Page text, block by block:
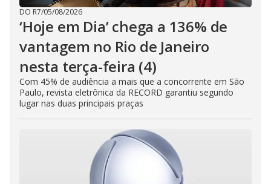
DO R7/05/08/2026
‘Hoje em Dia’ chega a 136% de
vantagem no Rio de Janeiro
nesta terça-feira (4)
Com 45% de audiência a mais que a concorrente em São
Paulo, revista eletrônica da RECORD garantiu segundo
lugar nas duas principais praças